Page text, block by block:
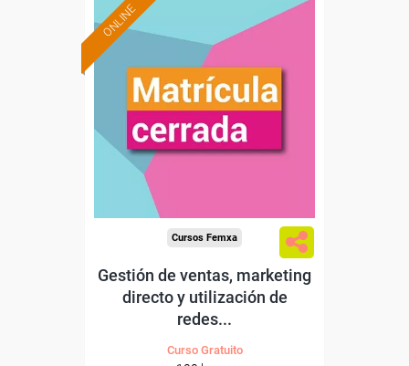
ONLINE
Cursos Femxa
Gestión de ventas, marketing
directo y utilización de
redes...
Curso Gratuito